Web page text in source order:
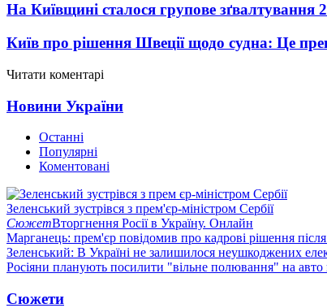
На Київщині сталося групове зґвалтування
Київ про рішення Швеції щодо судна: Це
Читати коментарі
Новини України
Останні
Популярні
Коментовані
Зеленський зустрівся з прем'єр-міністром Сербії
СюжетВторгнення Росії в Україну. Онлайн
Марганець: прем'єр повідомив про кадрові рішення після
Зеленський: В Україні не залишилося неушкоджених
Росіяни планують посилити "вільне полювання" на
Сюжети